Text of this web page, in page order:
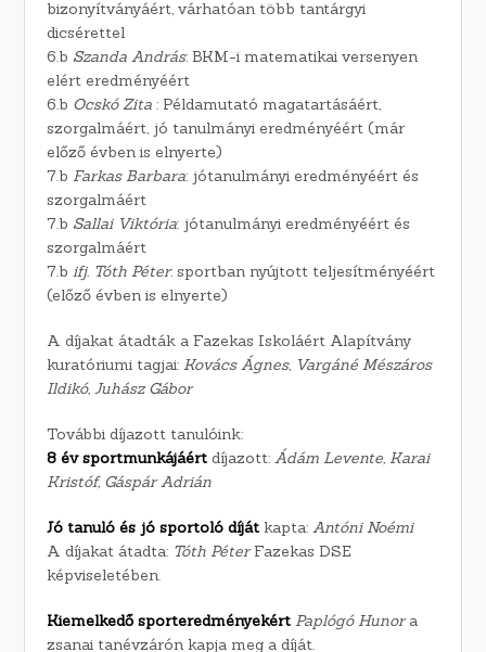
bizonyítványáért, várhatóan több tantárgyi
dicsérettel
6.bSzanda András: BKM-i matematikai versenyen
elért eredményéért
6.b Ocskó Zita : Példamutató magatartásáért,
szorgalmáért, jó tanulmányi eredményéért (már
előző évben is elnyerte)
7.bFarkas Barbara: jótanulmányi eredményéért és
szorgalmáért
7.bSallai Viktória: jótanulmányi eredményéért és
szorgalmáért
7.b ifj. Tóth Péter: sportban nyújtott teljesítményéért
(előző évben is elnyerte)
A díjakat átadták a Fazekas Iskoláért Alapítvány
kuratóriumi tagjai:Kovács Ágnes, Vargáné Mészáros
Ildikó, Juhász Gábor
További díjazott tanulóink:
8 év sportmunkájáért díjazott:Ádám Levente, Karai
Kristóf, Gáspár Adrián
Jó tanuló és jó sportoló díját kapta:Antóni Noémi
A díjakat átadta: Tóth PéterFazekas DSE
képviseletében.
Kiemelkedő sporteredményekért Paplógó Hunora
zsanai tanévzárón kapja meg a díját.